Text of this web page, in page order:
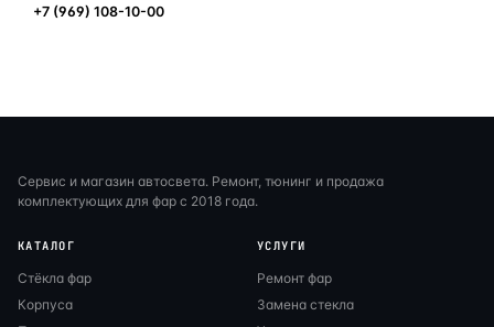
+7 (969) 108-10-00
Сервис и магазин автосвета. Ремонт, тюнинг и продажа
комплектующих для фар с 2018 года.
КАТАЛОГ
Стёкла фар
Корпуса
УСЛУГИ
Ремонт фар
Замена стекла